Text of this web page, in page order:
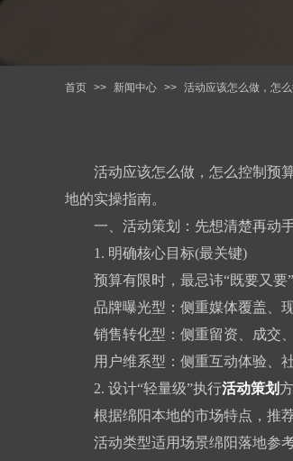
首页 >> 新闻中心 >> 活动应该怎么做，怎
活动应该怎么做，怎么控制预
地的实操指南。
一、活动策划：先想清楚再动
1. 明确核心目标(最关键)
预算有限时，最忌讳“既要又要”
品牌曝光型：侧重媒体覆盖、现
销售转化型：侧重留资、成交、
用户维系型：侧重互动体验、社
2. 设计“轻量级”执行活动策划
根据绵阳本地的市场特点，推荐
活动类型适用场景绵阳落地参